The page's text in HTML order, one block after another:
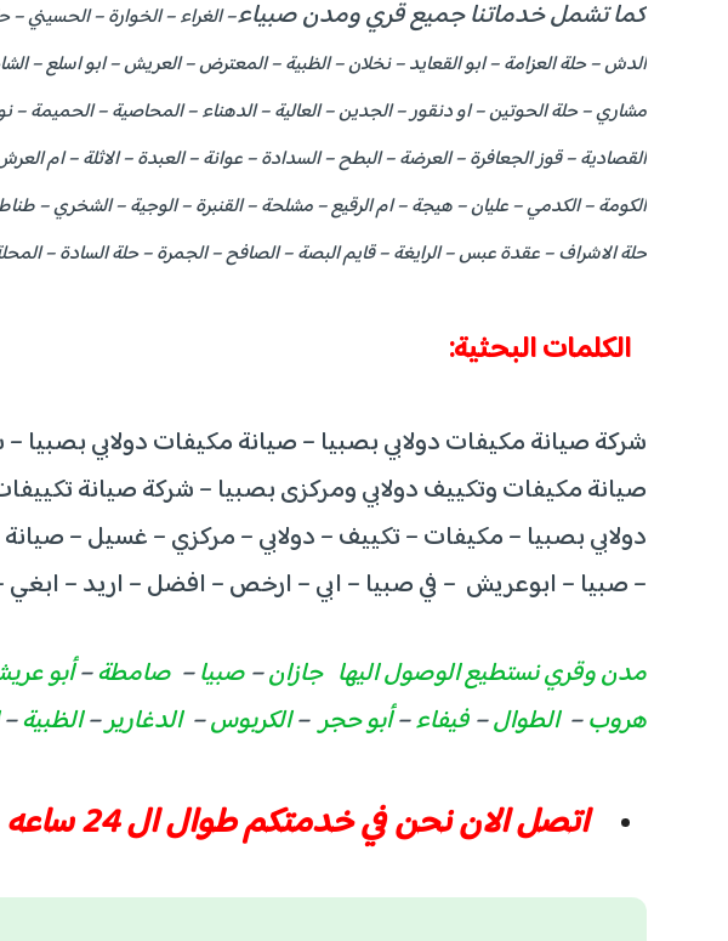
كما تشمل خدماتنا جميع قري ومدن صبياء– الغراء – الخوارة – الحسيني
الدش – حلة العزامة – ابو القعايد – نخلان – الظبية – المعترض – العريش – ابو اسلع –
مشاري – حلة الحوتين – او دنقور – الجدين – العالية – الدهناء – المحاصية – الحميمة –
القصادية – قوز الجعافرة – العرضة – البطح – السدادة – عوانة – العبدة – الاثلة – ام
الكومة – الكدمي – عليان – هيجة – ام الرقيع – مشلحة – القنبرة – الوجية – الشخري –
حلة الاشراف – عقدة عبس – الرايغة – قايم البصة – الصافح – الجمرة – حلة السادة –
الكلمات البحثية:
شركة صيانة مكيفات دولابي بصبيا – صيانة مكيفات دولابي بصبيا
صيانة مكيفات وتكييف دولابي ومركزى بصبيا – شركة صيانة
دولابي بصبيا – مكيفات – تكييف – دولابي – مركزي – غسيل –
– صبيا – ابوعريش – في صبيا – ابي – ارخص – افضل – اريد –
مدن وقري نستطيع الوصول اليها جازان–صبيا– صامطة–أبو
هروب– الطوال–فيفاء–أبو حجر–الكربوس– الدغارير–الظبية
اتصل الان نحن في خدمتكم طوال ال 24 ساعه